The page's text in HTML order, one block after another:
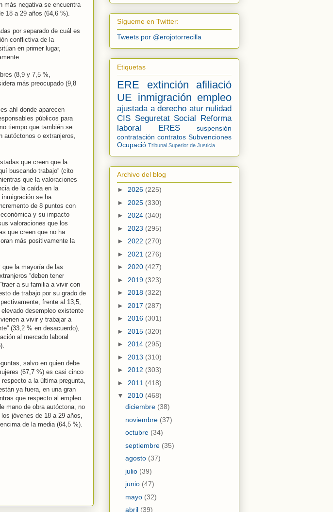
más negativa se encuentra
18 a 29 años (64,6 %).
por separado de cuál es
conflictiva de la
en primer lugar,
(8,9 y 7,5 %,
más preocupado (9,8
ahí donde aparecen
públicos para
tiempo que también se
autóctonos o extranjeros,
que creen que la
buscando trabajo” (cito
que la valoraciones
de la caída en la
se ha
de 8 puntos con
y su impacto
valoraciones que los
que creen que no ha
más positivamente la
la mayoría de las
“deben tener
a su familia a vivir con
de trabajo por su grado de
frente al 13,5,
desempleo existente
a vivir y trabajar a
(33,2 % en desacuerdo),
al mercado laboral
salvo en quien debe
(67,7 %) es casi cinco
a la última pregunta,
ya fuera, en una gran
que respecto al empleo
mano de obra autóctona, no
jóvenes de 18 a 29 años,
de la media (64,5 %).
Sígueme en Twitter:
Tweets por @erojotorrecilla
Etiquetas
ERE extinción
afiliació
UE inmigración empleo
ajustada a derecho atur nulidad
CIS Seguretat Social Reforma
laboral
ERES
suspensión
contratación contratos Subvenciones
Ocupació Tribunal Superior de Justicia
Archivo del blog
► 2026 (225)
► 2025 (330)
► 2024 (340)
► 2023 (295)
► 2022 (270)
► 2021 (276)
► 2020 (427)
► 2019 (323)
► 2018 (322)
► 2017 (287)
► 2016 (301)
► 2015 (320)
► 2014 (295)
► 2013 (310)
► 2012 (303)
► 2011 (418)
▼ 2010 (468)
diciembre (38)
noviembre (37)
octubre (34)
septiembre (35)
agosto (37)
julio (39)
junio (47)
mayo (32)
abril (39)